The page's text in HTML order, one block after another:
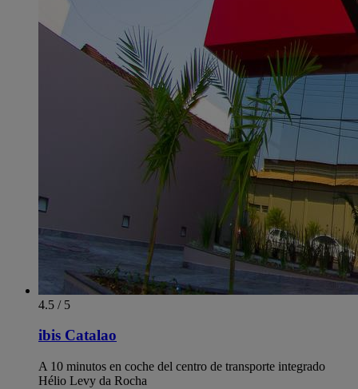
4.5 / 5
ibis Catalao
A 10 minutos en coche del centro de transporte integrado
Hélio Levy da Rocha